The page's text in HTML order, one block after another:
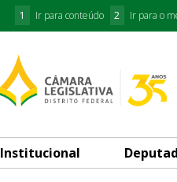
1 Ir para conteúdo 2 Ir para o
Institucional